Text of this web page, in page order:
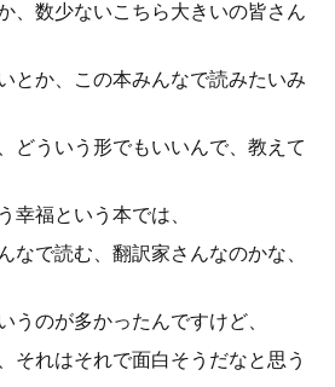
、数少ないこちら大きいの皆さん
とか、この本みんなで読みたいみ
どういう形でもいいんで、教えて
幸福という本では、
なで読む、翻訳家さんなのかな、
うのが多かったんですけど、
それはそれで面白そうだなと思う